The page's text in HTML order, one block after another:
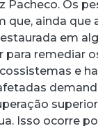
Pacheco. Os
que, ainda que
em
para remediar
e
Isso ocorre